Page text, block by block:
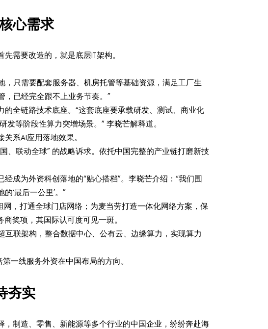
心需求
需要改造的，就是底层IT架构。
只需要配套服务器、机房托管等基础资源，满足工厂生
，已经完全跟不上业务节奏。”
全链路技术底座。“这套底座要承载研发、测试、商业化
等阶段性算力突增场景。” 李晓芒解释道。
系AI应用落地效果。
、联动全球” 的战略诉求。依托中国完整的产业链打磨新技
成为外资科创落地的“贴心搭档”。李晓芒介绍：“我们围
‘最后一公里’。”
网，打通全球门店网络；为麦当劳打造一体化网络方案，保
奖项，其国际认可度可见一斑。
联架构，整合数据中心、公有云、边缘算力，实现算力
一线服务外资在中国布局的方向。
夯实
制造、零售、新能源等多个行业的中国企业，纷纷奔赴海